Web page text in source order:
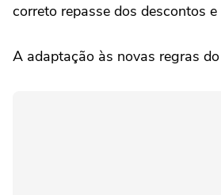
correto repasse dos descontos
A adaptação às novas regras